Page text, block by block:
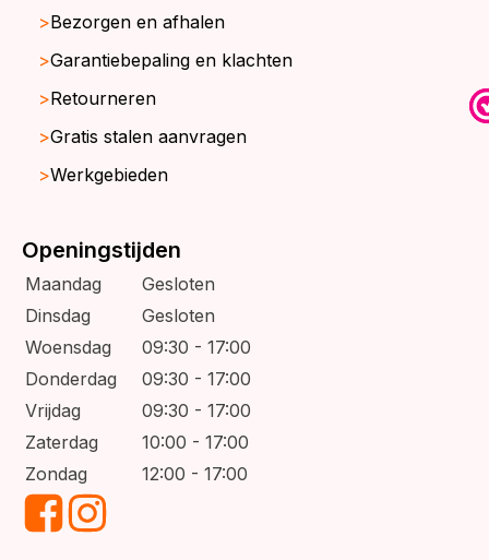
Bezorgen en afhalen
Garantiebepaling en klachten
Retourneren
Gratis stalen aanvragen
Werkgebieden
Openingstijden
Maandag
Gesloten
Dinsdag
Gesloten
Woensdag
09:30 - 17:00
Donderdag
09:30 - 17:00
Vrijdag
09:30 - 17:00
Zaterdag
10:00 - 17:00
Zondag
12:00 - 17:00